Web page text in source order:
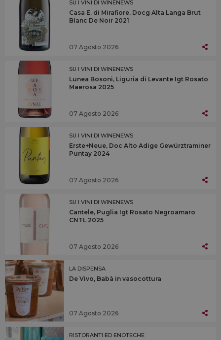
SU I VINI DI WINENEWS
Casa E. di Mirafiore, Docg Alta Langa Brut
Blanc De Noir 2021
07 Agosto 2026
SU I VINI DI WINENEWS
Lunea Bosoni, Liguria di Levante Igt Rosato
Maerosa 2025
07 Agosto 2026
SU I VINI DI WINENEWS
Erste+Neue, Doc Alto Adige Gewürztraminer
Puntay 2024
07 Agosto 2026
SU I VINI DI WINENEWS
Cantele, Puglia Igt Rosato Negroamaro
CNTL 2025
07 Agosto 2026
LA DISPENSA
De Vivo, Babà in vasocottura
07 Agosto 2026
RISTORANTI ED ENOTECHE